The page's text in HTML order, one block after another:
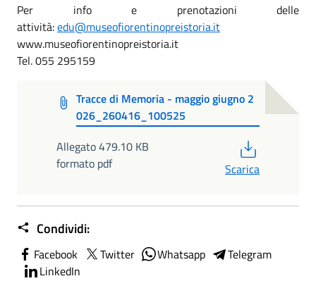
Per info e prenotazioni delle
attività:edu@museofiorentinopreistoria.it
www.museofiorentinopreistoria.it
Tel. 055 295159
Tracce di Memoria - maggio giugno 2
026_260416_100525
Allegato 479.10 KB
formato pdf
Scarica
Condividi:
Facebook Twitter Whatsapp
Telegram
LinkedIn